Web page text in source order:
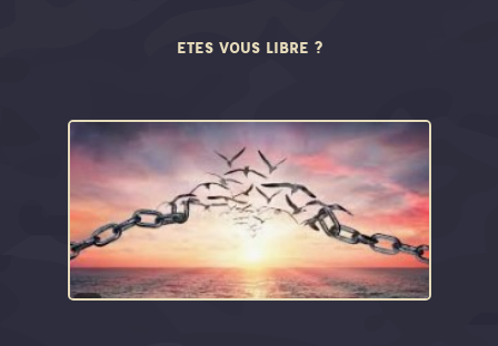
ETES VOUS LIBRE ?